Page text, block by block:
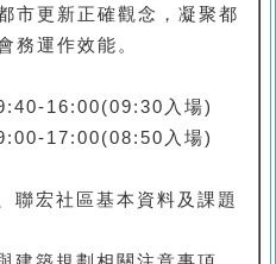
市更新正確觀念 ， 凝聚都
務運作效能。
16:00(09:30入場)
17:00(08:50入場)
聯宏社區基本資料及課題